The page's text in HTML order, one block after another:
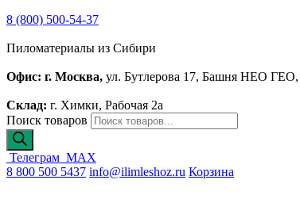
8 (800) 500-54-37
Пиломатериалы из Сибири
Офис: г. Москва, ул. Бутлерова 17, Башня НЕО
Склад: г. Химки, Рабочая 2а
Поиск товаров
Телеграм MAX
8 800 500 5437 info@ilimleshoz.ru Корзина